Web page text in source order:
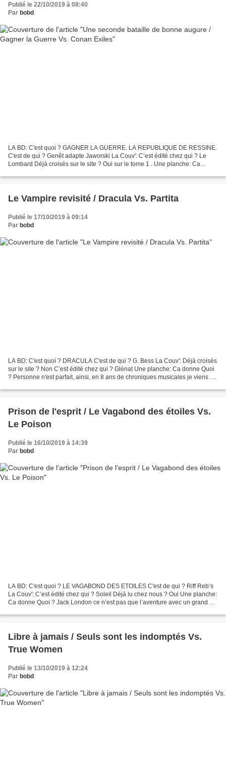
Publié le 22/10/2019 à 08:40
Par bobd
LA BD: C'est quoi ? GAGNER LA GUERRE. LA REPUBLIQUE DE RESSINE.
C'est de qui ? Genêt adapte Jaworski La Couv': C’est édité chez qui ? Le
Lombard Déjà croisés sur le site ? Oui sur le tome 1 . Une planche: Ca
Le Vampire revisité / Dracula Vs. Partita
Publié le 17/10/2019 à 09:14
Par bobd
LA BD: C'est quoi ? DRACULA C'est de qui ? G. Bess La Couv': Déjà croisés
sur le site ? Non C’est édité chez qui ? Glénat Une planche: Ca donne Quoi
? Personne n'est parfait, ainsi, en 8 ans de chroniques musicales je viens de
Prison de l'esprit / Le Vagabond des étoiles Vs.
Le Poison
Publié le 16/10/2019 à 14:39
Par bobd
LA BD: C'est quoi ? LE VAGABOND DES ETOILES C'est de qui ? Riff Reb’s
La Couv': C’est édité chez qui ? Soleil Déjà lu chez nous ? Oui Une planche:
Ca donne Quoi ? Jack London ce n’est pas que l’aventure avec un grand A,
Libre à jamais / Seuls sont les indomptés Vs.
True Women
Publié le 13/10/2019 à 12:24
Par bobd